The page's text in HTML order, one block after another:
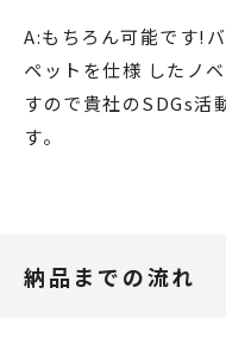
A:もちろん可能です!
ペットを仕様 したノ
すので貴社のSDGs活
す。
納品までの流れ